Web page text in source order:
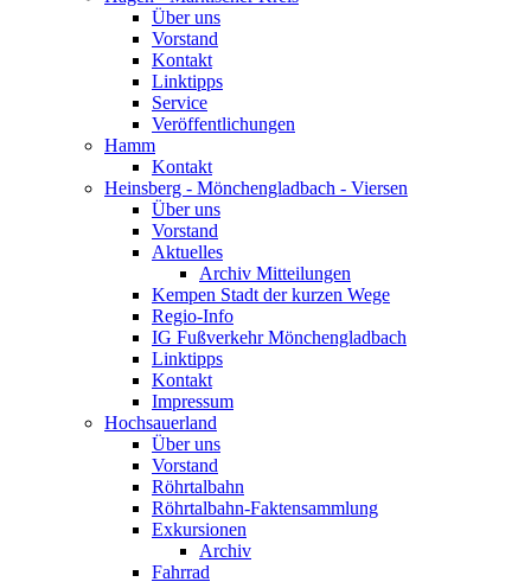
Über uns
Vorstand
Kontakt
Linktipps
Service
Veröffentlichungen
Hamm
Kontakt
Heinsberg - Mönchengladbach - Viersen
Über uns
Vorstand
Aktuelles
Archiv Mitteilungen
Kempen Stadt der kurzen Wege
Regio-Info
IG Fußverkehr Mönchengladbach
Linktipps
Kontakt
Impressum
Hochsauerland
Über uns
Vorstand
Röhrtalbahn
Röhrtalbahn-Faktensammlung
Exkursionen
Archiv
Fahrrad